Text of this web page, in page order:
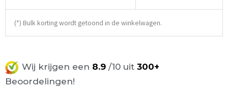
(*) Bulk korting wordt getoond in de winkelwagen.
Wij krijgen een 8.9 /10 uit 300+
Beoordelingen!